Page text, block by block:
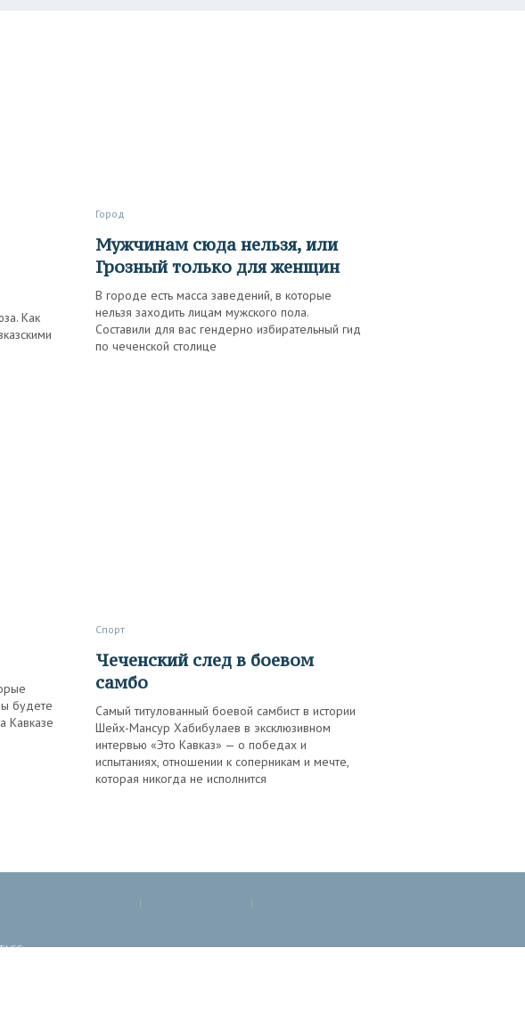
Как
Город
Мужчинам сюда нельзя, или
Грозный только для женщин
В городе есть масса заведений, в которые
нельзя заходить лицам мужского пола.
Составили для вас гендерно избирательный гид
по чеченской столице
будете
Кавказе
Спорт
Чеченский след в боевом
самбо
Самый титулованный боевой самбист в истории
Шейх-Мансур Хабибулаев в эксклюзивном
интервью «Это Кавказ» — о победах и
испытаниях, отношении к соперникам и мечте,
которая никогда не исполнится
если не указано